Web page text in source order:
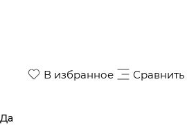
В избранное Сравнить
Да